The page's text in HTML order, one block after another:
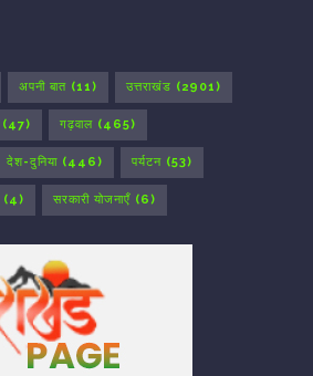
अपनी बात (11) उत्तराखंड (2901)
(47) गढ़वाल (465)
देश-दुनिया (446) पर्यटन (53)
(4) सरकारी योजनाएँ (6)